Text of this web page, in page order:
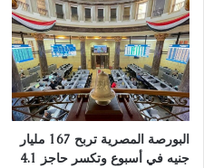
البورصة المصرية تربح 167 مليار
جنيه في أسبوع وتكسر حاجز 4.1